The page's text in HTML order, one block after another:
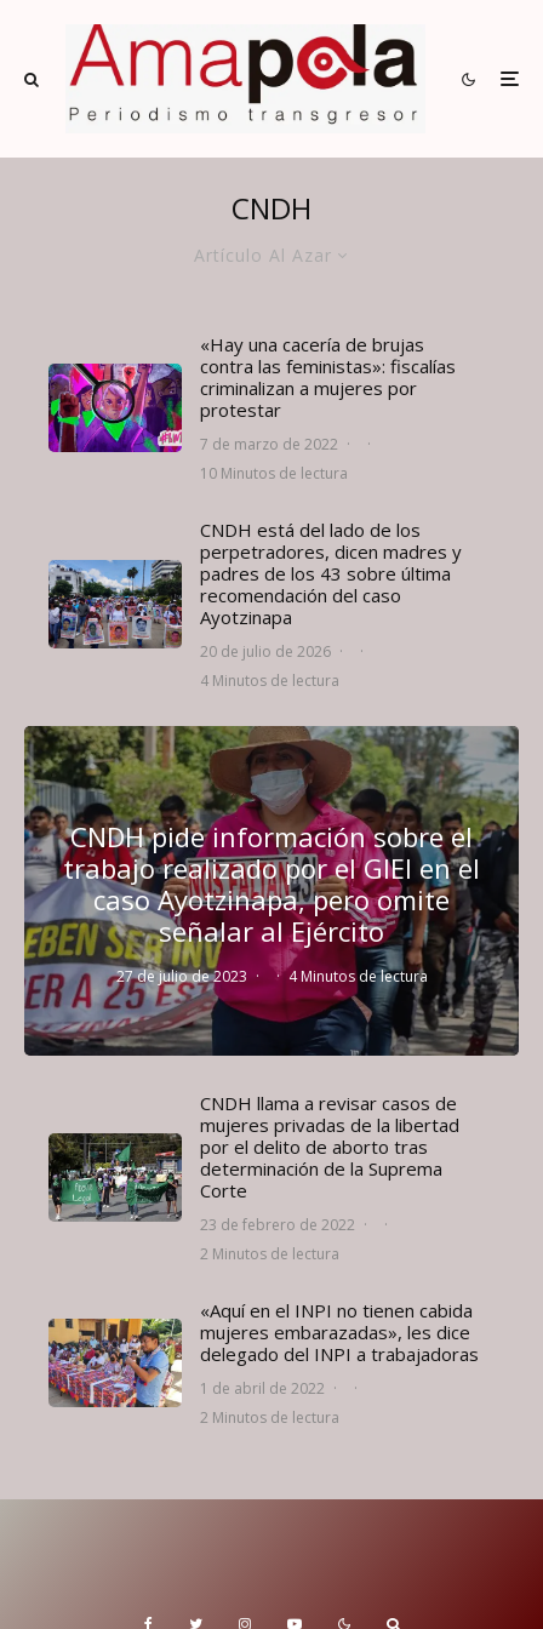
CNDH
Artículo Al Azar
«Hay una cacería de brujas
contra las feministas»: fiscalías
criminalizan a mujeres por
protestar
7 de marzo de 2022 ·
·
10 Minutos de lectura
CNDH está del lado de los
perpetradores, dicen madres y
padres de los 43 sobre última
recomendación del caso
Ayotzinapa
20 de julio de 2026 ·
·
4 Minutos de lectura
CNDH pide información sobre el
trabajo realizado por el GIEI en el
caso Ayotzinapa, pero omite
señalar al Ejército
27 de julio de 2023 · · 4 Minutos de lectura
CNDH llama a revisar casos de
mujeres privadas de la libertad
por el delito de aborto tras
determinación de la Suprema
Corte
23 de febrero de 2022 ·
·
2 Minutos de lectura
«Aquí en el INPI no tienen cabida
mujeres embarazadas», les dice
delegado del INPI a trabajadoras
1 de abril de 2022 ·
·
2 Minutos de lectura